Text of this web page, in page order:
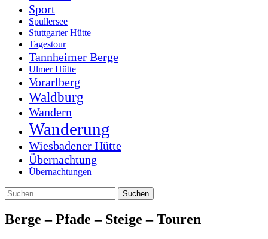
Sport
Spullersee
Stuttgarter Hütte
Tagestour
Tannheimer Berge
Ulmer Hütte
Vorarlberg
Waldburg
Wandern
Wanderung
Wiesbadener Hütte
Übernachtung
Übernachtungen
Suchen
nach:
Berge – Pfade – Steige – Touren